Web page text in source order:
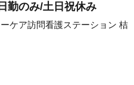
勤のみ/土日祝休み
ケア訪問看護ステーション 桔